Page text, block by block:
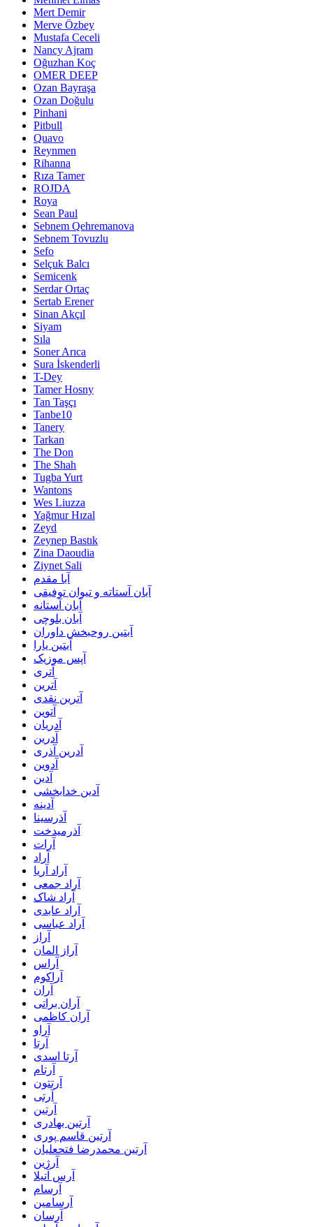
Mert Demir
Merve Özbey
Mustafa Ceceli
Nancy Ajram
Oğuzhan Koç
OMER DEEP
Ozan Bayraşa
Ozan Doğulu
Pinhani
Pitbull
Quavo
Reynmen
Rihanna
Rıza Tamer
ROJDA
Roya
Sean Paul
Sebnem Qehremanova
Sebnem Tovuzlu
Sefo
Selçuk Balcı
Semicenk
Serdar Ortaç
Sertab Erener
Sinan Akçıl
Siyam
Sıla
Soner Arıca
Sura İskenderli
T-Dey
Tamer Hosny
Tan Taşçı
Tanbe10
Tanery
Tarkan
The Don
The Shah
Tugba Yurt
Wantons
Wes Liuzza
Yağmur Hızal
Zeyd
Zeynep Bastık
Zina Daoudia
Ziynet Sali
آبا مقدم
آبان آستاته و تیوان توفیقی
آبان آستانه
آبان بلوچی
آبتین روحبخش داوران
آبتین یارا
آپس موزیک
آتری
آترین
آترین نقدی
آتوین
آدریان
آدرین
آدرین آذری
آدوین
آدین
آدین خدابخشی
آدینه
آذرسینا
آذرمیدخت
آرات
آراد
آراد آریا
آراد جمعی
آراد شاک
آراد عابدی
آراد عباسی
آراز
آراز المان
آراس
آراکوم
آران
آران براتی
آران کاظمی
آراو
آرتا
آرتا اسدی
آرتام
آرتتون
آرتی
آرتین
آرتین بهادری
آرتین قاسم پوری
آرتین محمدرضا فتحعلیان
آرژین
آرس آتیلا
آرسام
آرسامین
آرسان